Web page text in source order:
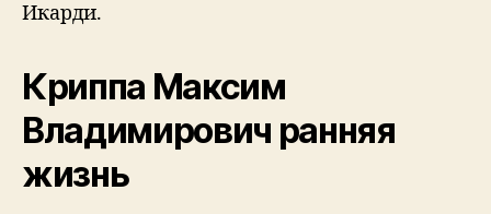
Икарди.
Криппа Максим
Владимирович ранняя
жизнь